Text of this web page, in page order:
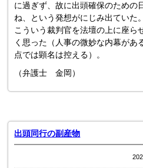
に過ぎず、故に出頭確保のための
ね、という発想がにじみ出ていた。
こういう裁判官を法壇の上に座ら
く思った（人事の微妙な内幕があ
点では顕名は控える）。
（弁護士 金岡）
出頭同行の副産物